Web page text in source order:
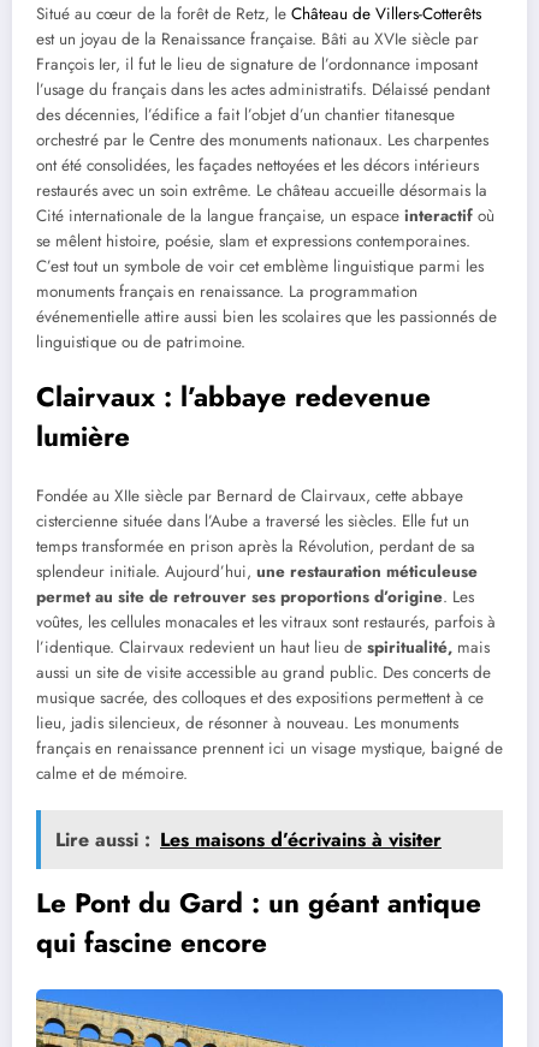
Situé au cœur de la forêt de Retz, le Château de Villers-Cotterêts
est un joyau de la Renaissance française. Bâti au XVIe siècle par
François Ier, il fut le lieu de signature de l’ordonnance imposant
l’usage du français dans les actes administratifs. Délaissé pendant
des décennies, l’édifice a fait l’objet d’un chantier titanesque
orchestré par le Centre des monuments nationaux. Les charpentes
ont été consolidées, les façades nettoyées et les décors intérieurs
restaurés avec un soin extrême. Le château accueille désormais la
Cité internationale de la langue française, un espace interactif où
se mêlent histoire, poésie, slam et expressions contemporaines.
C’est tout un symbole de voir cet emblème linguistique parmi les
monuments français en renaissance. La programmation
événementielle attire aussi bien les scolaires que les passionnés de
linguistique ou de patrimoine.
Clairvaux : l’abbaye redevenue
lumière
Fondée au XIIe siècle par Bernard de Clairvaux, cette abbaye
cistercienne située dans l’Aube a traversé les siècles. Elle fut un
temps transformée en prison après la Révolution, perdant de sa
splendeur initiale. Aujourd’hui, une restauration méticuleuse
permet au site de retrouver ses proportions d’origine. Les
voûtes, les cellules monacales et les vitraux sont restaurés, parfois à
l’identique. Clairvaux redevient un haut lieu de spiritualité, mais
aussi un site de visite accessible au grand public. Des concerts de
musique sacrée, des colloques et des expositions permettent à ce
lieu, jadis silencieux, de résonner à nouveau. Les monuments
français en renaissance prennent ici un visage mystique, baigné de
calme et de mémoire.
Lire aussi : Les maisons d’écrivains à visiter
Le Pont du Gard : un géant antique
qui fascine encore